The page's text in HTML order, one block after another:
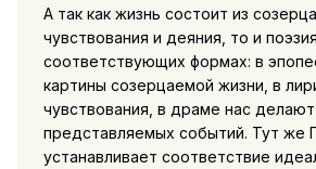
А так как жизнь состоит из
чувствования и деяния, то и
соответствующих формах: в
картины созерцаемой жизни, в
чувствования, в драме нас
представляемых событий. Тут же
устанавливает соответствие